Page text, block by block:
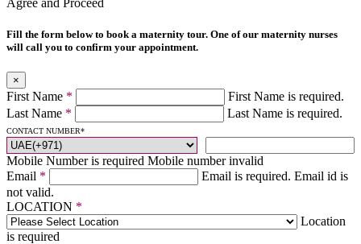
Fill the form below to book a maternity tour. One of our maternity nurses
will call you to confirm your appointment.
×
First Name *
First Name is required.
Last Name * Last Name is required.
CONTACT NUMBER*
Mobile Number is required Mobile number invalid
Email * Email is required. Email id is
not valid.
LOCATION *
Location
is required